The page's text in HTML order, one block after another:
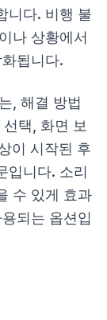
니다. 비행 불
나 상황에서
됩니다.
, 해결 방법
택, 화면 보
이 시작된 후
입니다. 소리
수 있게 효과
되는 옵션입